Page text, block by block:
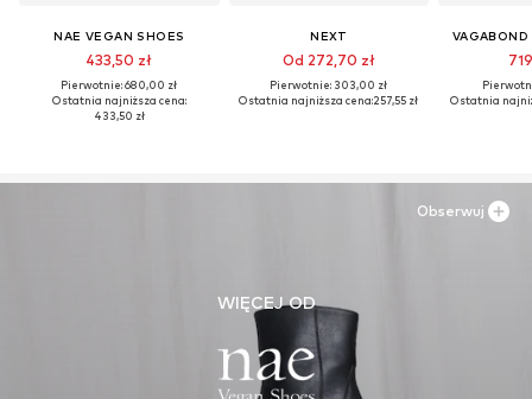
NAE VEGAN SHOES
433,50 zł
Pierwotnie: 680,00 zł
Ostatnia najniższa cena:
433,50 zł
NEXT
Od 272,70 zł
Pierwotnie: 303,00 zł
Ostatnia najniższa cena:257,55 zł
VAGABOND
Ostatnia
WIĘCEJ OD
Obserwuj